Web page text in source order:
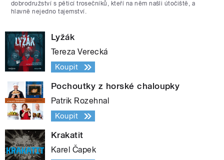
dobrodružství s pěticí trosečníků, kteří na něm našli útočiště, a
hlavně nejedno tajemství.
Lyžák
Tereza Verecká
Koupit
Pochoutky z horské chaloupky
Patrik Rozehnal
Koupit
Krakatit
Karel Čapek